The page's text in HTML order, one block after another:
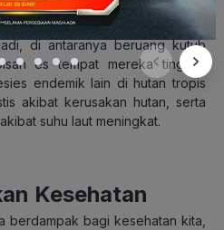
dengan cepat akan
atau sumber makanannya.
di antaranya beruang kutub
es tempat mereka tinggal,
endemik lain di hutan tropis
akibat kerusakan hutan, serta
suhu laut meningkat.
Kesehatan
berdampak bagi kesehatan kita,